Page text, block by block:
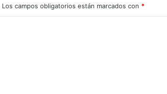
Los campos obligatorios están marcados con *